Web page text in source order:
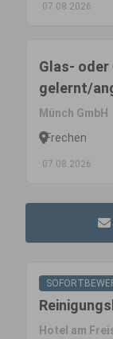
07.08.2026
Glas- oder
gelernt/
Münch GmbH
Frechen
07.08.2026
Hotel am